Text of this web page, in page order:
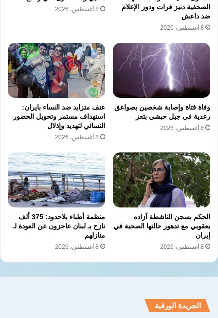
الصحفية دنيز فرات ودور الإعلام
ضد داعش
8 أغسطس، 2026
8 أغسطس، 2026
وفاة فتاة وإصابة شخصين بصواعق
رعدية في جبل حبشي بتعز
8 أغسطس، 2026
عنف متزايد ضد النساء بايران:
استهداف مستمر وتحويل الحضور
النسائي لتهديد وإذلال
8 أغسطس، 2026
الحكم بسجن الناشطة آزاده
يعقوبي مع تدهور حالتها الصحية في
إيران
8 أغسطس، 2026
منظمة أطباء بلاحدود: 375 ألف
نازح بـ لبنان عاجزون عن العودة لـ
منازلهم
8 أغسطس، 2026
الجريدة الورقية